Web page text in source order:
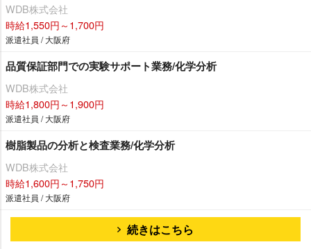
WDB株式会社
時給1,550円～1,700円
派遣社員 / 大阪府
品質保証部門での実験サポート業務/化学分析
WDB株式会社
時給1,800円～1,900円
派遣社員 / 大阪府
樹脂製品の分析と検査業務/化学分析
WDB株式会社
時給1,600円～1,750円
派遣社員 / 大阪府
続きはこちら